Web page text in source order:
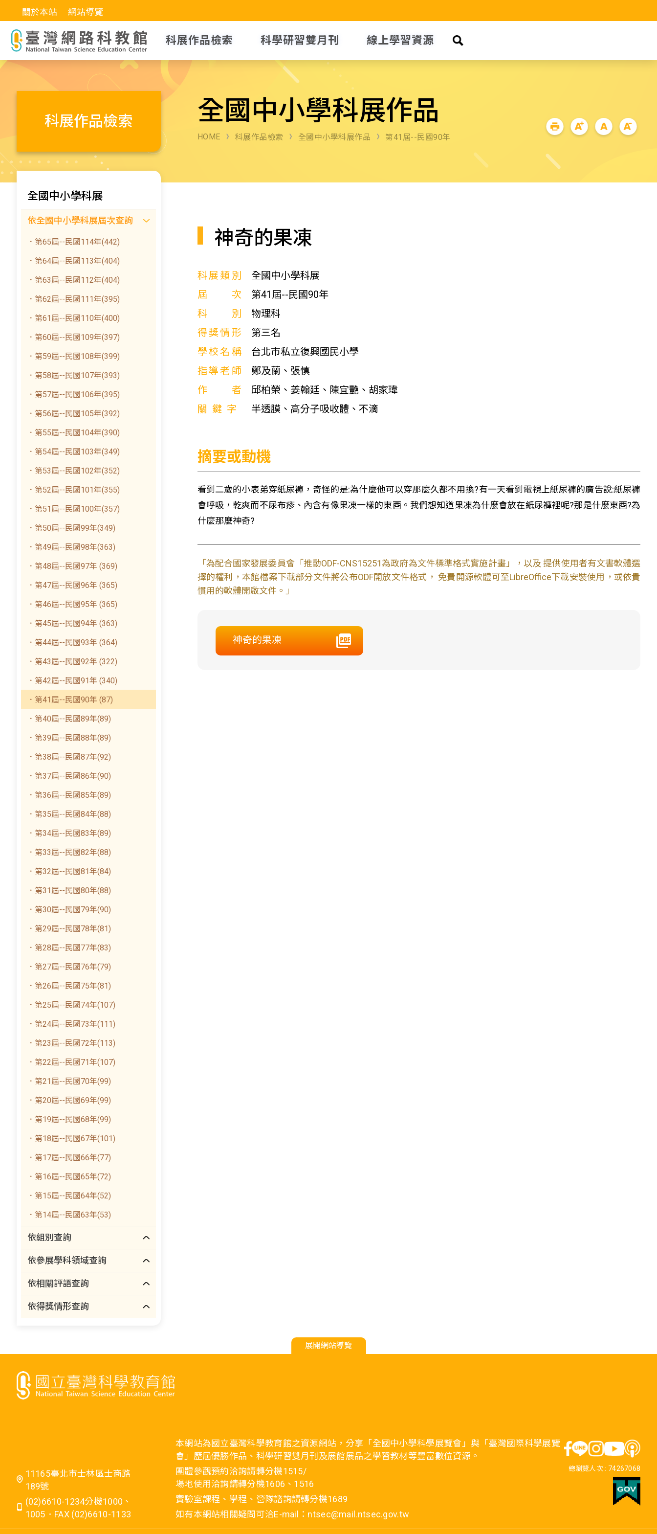
關於本站 網站導覽
科展作品檢索 科學研習雙月刊 線上學習資源
科展作品檢索 全國中小學科展作品
HOME 科展作品檢索 全國中小學科展作品 第41屆--民國90年
全國中小學科展
依全國中小學科展屆次查詢
．第65屆--民國114年(442)
．第64屆--民國113年(404)
．第63屆--民國112年(404)
．第62屆--民國111年(395)
．第61屆--民國110年(400)
．第60屆--民國109年(397)
．第59屆--民國108年(399)
．第58屆--民國107年(393)
．第57屆--民國106年(395)
．第56屆--民國105年(392)
．第55屆--民國104年(390)
．第54屆--民國103年(349)
．第53屆--民國102年(352)
．第52屆--民國101年(355)
．第51屆--民國100年(357)
．第50屆--民國99年(349)
．第49屆--民國98年(363)
．第48屆--民國97年 (369)
．第47屆--民國96年 (365)
．第46屆--民國95年 (365)
．第45屆--民國94年 (363)
．第44屆--民國93年 (364)
．第43屆--民國92年 (322)
．第42屆--民國91年 (340)
．第41屆--民國90年 (87)
．第40屆--民國89年(89)
．第39屆--民國88年(89)
．第38屆--民國87年(92)
．第37屆--民國86年(90)
．第36屆--民國85年(89)
．第35屆--民國84年(88)
．第34屆--民國83年(89)
．第33屆--民國82年(88)
．第32屆--民國81年(84)
．第31屆--民國80年(88)
．第30屆--民國79年(90)
．第29屆--民國78年(81)
．第28屆--民國77年(83)
．第27屆--民國76年(79)
．第26屆--民國75年(81)
．第25屆--民國74年(107)
．第24屆--民國73年(111)
．第23屆--民國72年(113)
．第22屆--民國71年(107)
．第21屆--民國70年(99)
．第20屆--民國69年(99)
．第19屆--民國68年(99)
．第18屆--民國67年(101)
．第17屆--民國66年(77)
．第16屆--民國65年(72)
．第15屆--民國64年(52)
．第14屆--民國63年(53)
依組別查詢
依參展學科領域查詢
依相關評語查詢
依得獎情形查詢
神奇的果凍
科展類別
全國中小學科展
屆次
第41屆--民國90年
科別
物理科
得獎情形
第三名
學校名稱
台北市私立復興國民小學
指導老師
鄭及蘭、張慎
作者
邱柏榮、姜翰廷、陳宜艷、胡家瑋
關鍵字
半透膜、高分子吸收體、不滴
摘要或動機
看到二歲的小表弟穿紙尿褲，奇怪的是:為什麼他可以穿那麼久都不用換?有一天看到電視上紙尿褲的廣告說:紙尿褲
會呼吸，乾爽而不尿布疹、內含有像果凍一樣的東酉。我們想知道果凍為什麼會放在紙尿褲裡呢?那是什麼東酉?為
什麼那麼神奇?
「為配合國家發展委員會「推動ODF-CNS15251為政府為文件標準格式實施計畫」，以及 提供使用者有文書軟體選
擇的權利，本館檔案下載部分文件將公布ODF開放文件格式， 免費開源軟體可至LibreOffice下載安裝使用，或依貴
慣用的軟體開啟文件。」
神奇的果凍
展開網站導覽
11165臺北市士林區士商路
189號
(02)6610-1234分機1000、
1005．FAX (02)6610-1133
本網站為國立臺灣科學教育館之資源網站，分享「全國中小學科學展覽會」與「臺灣國際科學展覽
會」歷屆優勝作品、科學研習雙月刊及展館展品之學習教材等豐富數位資源。
團體參觀預約洽詢請轉分機1515/
場地使用洽詢請轉分機1606、1516
實驗室課程、學程、營隊諮詢請轉分機1689
如有本網站相關疑問可洽E-mail：ntsec@mail.ntsec.gov.tw
總瀏覽人次 : 74267068